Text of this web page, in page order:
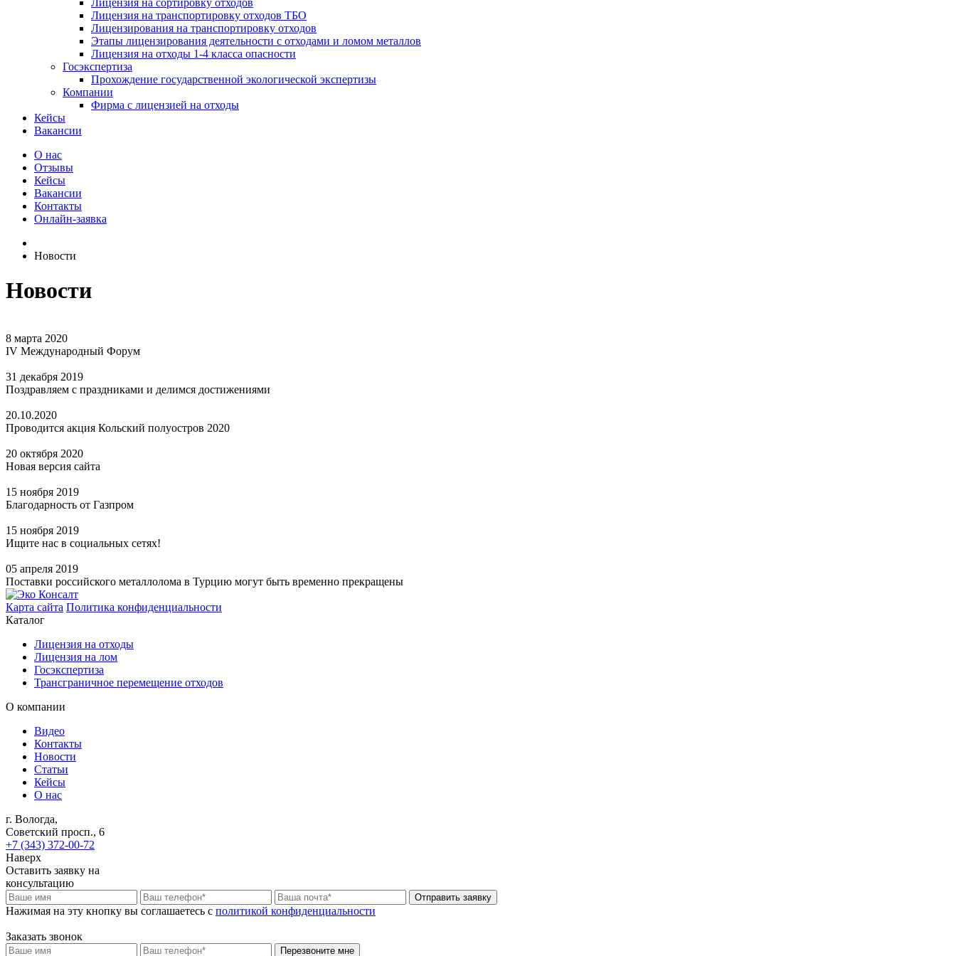
Лицензия на сортировку отходов
Лицензия на транспортировку отходов ТБО
Лицензирования на транспортировку отходов
Этапы лицензирования деятельности с отходами и ломом металлов
Лицензия на отходы 1-4 класса опасности
Госэкспертиза
Прохождение государственной экологической экспертизы
Компании
Фирма с лицензией на отходы
Кейсы
Вакансии
О нас
Отзывы
Кейсы
Вакансии
Контакты
Онлайн-заявка
Новости
Новости
8 марта 2020
IV Международный Форум
31 декабря 2019
Поздравляем с праздниками и делимся достижениями
20.10.2020
Проводится акция Кольский полуостров 2020
20 октября 2020
Новая версия сайта
15 ноября 2019
Благодарность от Газпром
15 ноября 2019
Ищите нас в социальных сетях!
05 апреля 2019
Поставки российского металлолома в Турцию могут быть временно прекращены
Карта сайта Политика конфиденциальности
Каталог
Лицензия на отходы
Лицензия на лом
Госэкспертиза
Трансграничное перемещение отходов
О компании
Видео
Контакты
Новости
Статьи
Кейсы
О нас
г. Вологда,
Советский просп., 6
+7 (343) 372-00-72
Наверх
Оставить заявку на
консультацию
Отправить заявку
Нажимая на эту кнопку вы соглашаетесь c политикой конфиденциальности
Заказать звонок
Перезвоните мне